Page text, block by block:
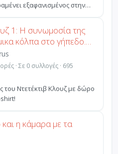
εξαφανισμένος στην
1: Η συνωμοσία της
κόλπα στο γήπεδο.
τσίρκου
· Σε 0 συλλογές · 695
του Ντετέκτιβ Κλουζ με δώρο
η κάμαρα με τα